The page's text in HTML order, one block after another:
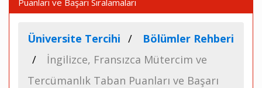
Puanları ve Başarı Sıralamaları
Üniversite Tercihi
Bölümler Rehberi
İngilizce, Fransızca Mütercim ve
Tercümanlık Taban Puanları ve Başarı